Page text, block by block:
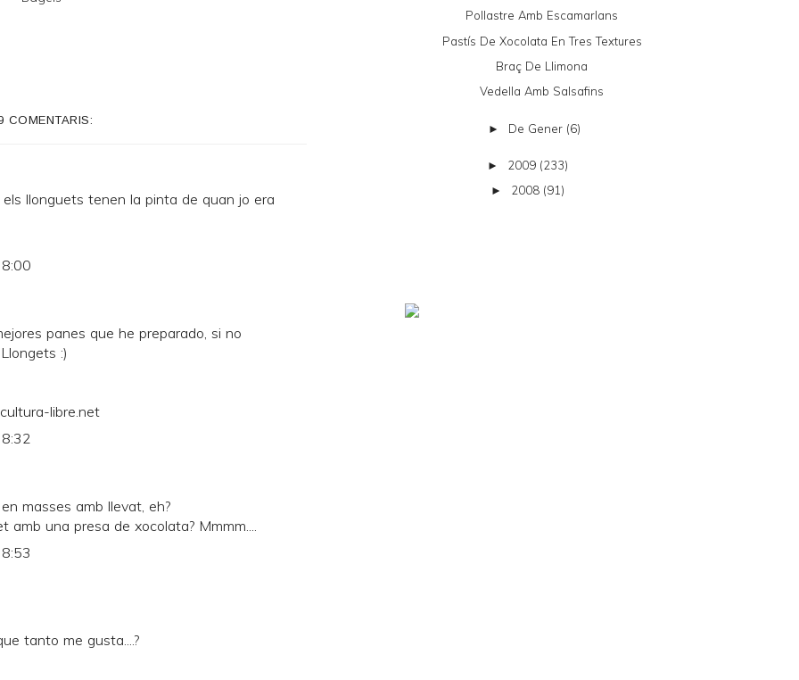
COMENTARIS:
llonguets tenen la pinta de quan jo era
panes que he preparado, si no
:)
libre.net
masses amb llevat, eh?
amb una presa de xocolata? Mmmm....
tanto me gusta....?
Pollastre Amb Escamarlans
Pastís De Xocolata En Tres Textures
Braç De Llimona
Vedella Amb Salsafins
► De Gener (6)
► 2009 (233)
► 2008 (91)